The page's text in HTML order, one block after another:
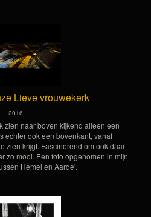
Lieve vrouwekerk
2016
zien naar boven kijkend alleen een
echter ook een bovenkant, vanaf
zien krijgt. Fascinerend om ook daar
zo mooi. Een foto opgenomen in mijn
Hemel en Aarde'.